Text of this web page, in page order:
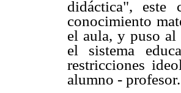
didáctica", este
conocimiento
el aula, y puso al
el sistema
restricciones
alumno - profesor.